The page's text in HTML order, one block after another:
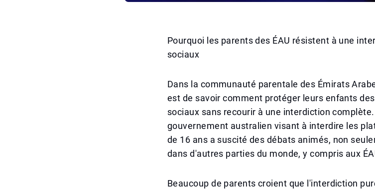
Pourquoi les parents des ÉAU résistent à une
sociaux
Dans la communauté parentale des Émirats
est de savoir comment protéger leurs enfants
sociaux sans recourir à une interdiction
gouvernement australien visant à interdire les
de 16 ans a suscité des débats animés, non
dans d'autres parties du monde, y compris aux
Beaucoup de parents croient que l'interdiction